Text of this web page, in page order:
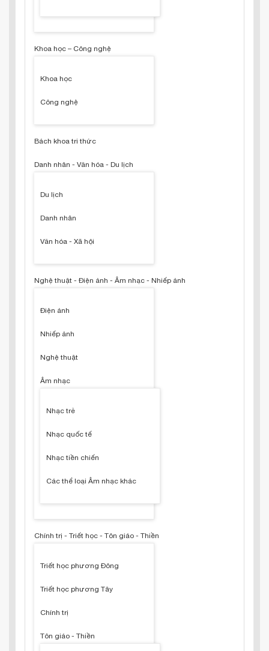
Khoa học – Công nghệ
Khoa học
Công nghệ
Bách khoa tri thức
Danh nhân - Văn hóa - Du lịch
Du lịch
Danh nhân
Văn hóa - Xã hội
Nghệ thuật - Điện ảnh - Âm nhạc - Nhiếp ảnh
Điện ảnh
Nhiếp ảnh
Nghệ thuật
Âm nhạc
Nhạc trẻ
Nhạc quốc tế
Nhạc tiền chiến
Các thể loại Âm nhạc khác
Chính trị - Triết học - Tôn giáo - Thiền
Triết học phương Đông
Triết học phương Tây
Chính trị
Tôn giáo - Thiền